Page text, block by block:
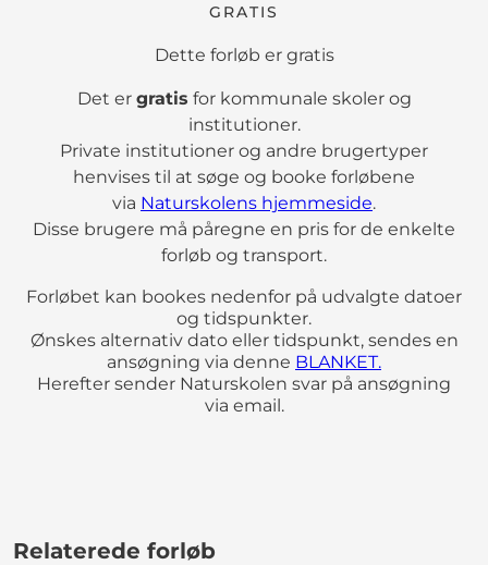
GRATIS
Dette forløb er gratis
Det er gratis for kommunale skoler og
institutioner.
Private institutioner og andre brugertyper
henvises til at søge og booke forløbene
via Naturskolens hjemmeside.
Disse brugere må påregne en pris for de enkelte
forløb og transport.
Forløbet kan bookes nedenfor på udvalgte datoer
og tidspunkter.
Ønskes alternativ dato eller tidspunkt, sendes en
ansøgning via denne BLANKET.
Herefter sender Naturskolen svar på ansøgning
via email.
Relaterede forløb